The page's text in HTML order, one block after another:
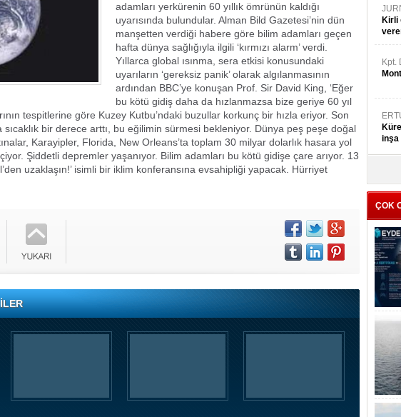
adamları yerkürenin 60 yıllık ömrünün kaldığı
uyarısında bulundular. Alman Bild Gazetesi’nin dün
manşetten verdiği habere göre bilim adamları geçen
hafta dünya sağlığıyla ilgili ‘kırmızı alarm’ verdi.
Yıllarca global ısınma, sera etkisi konusundaki
uyarıların ‘gereksiz panik’ olarak algılanmasının
ardından BBC’ye konuşan Prof. Sir David King, ‘Eğer
bu kötü gidiş daha da hızlanmazsa bize geriye 60 yıl
tespitlerine göre Kuzey Kutbu’ndaki buzullar korkunç bir hızla eriyor. Son
bir derece arttı, bu eğilimin sürmesi bekleniyor. Dünya peş peşe doğal
Karayipler, Florida, New Orleans’ta toplam 30 milyar dolarlık hasara yol
Şiddetli depremler yaşanıyor. Bilim adamları bu kötü gidişe çare arıyor. 13
uzaklaşın!’ isimli bir iklim konferansına evsahipliği yapacak. Hürriyet
Kirli
Kpt.
inşa
ÇOK